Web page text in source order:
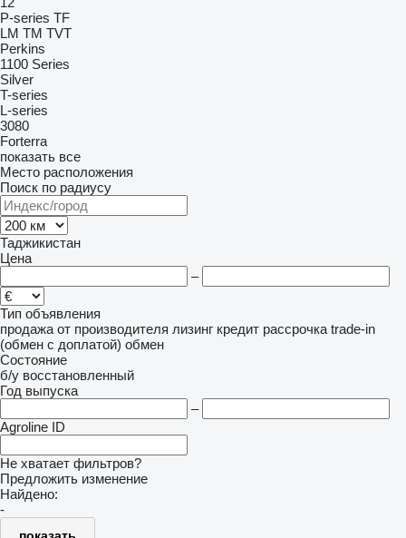
P-series TF
LM TM TVT
Perkins
1100 Series
Silver
T-series
L-series
3080
Forterra
показать все
Место расположения
Поиск по радиусу
Таджикистан
Цена
–
Тип объявления
продажа от производителя лизинг кредит рассрочка trade-in
(обмен с доплатой) обмен
Состояние
б/у восстановленный
Год выпуска
–
Agroline ID
Не хватает фильтров?
Предложить изменение
Найдено:
-